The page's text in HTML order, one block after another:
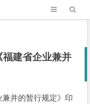
建省企业兼并
并的暂行规定》印